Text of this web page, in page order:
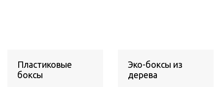
Пластиковые
боксы
Эко-боксы из
дерева